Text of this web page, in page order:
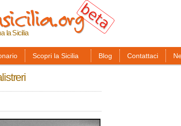
Salta al
contenuto
principale
la Sicilia
Scopri la Sicilia Blog Contattaci